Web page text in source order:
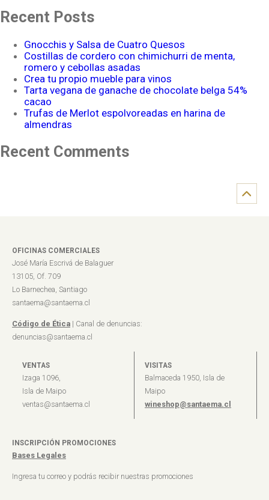
Recent Posts
Gnocchis y Salsa de Cuatro Quesos
Costillas de cordero con chimichurri de menta,
romero y cebollas asadas
Crea tu propio mueble para vinos
Tarta vegana de ganache de chocolate belga 54%
cacao
Trufas de Merlot espolvoreadas en harina de
almendras
Recent Comments
OFICINAS COMERCIALES
José María Escrivá de Balaguer
13105, Of. 709
Lo Barnechea, Santiago
santaema@santaema.cl
Código de Ética | Canal de denuncias:
denuncias@santaema.cl
VENTAS
Izaga 1096,
Isla de Maipo
ventas@santaema.cl
VISITAS
Balmaceda 1950, Isla de
Maipo
wineshop@santaema.cl
INSCRIPCIÓN PROMOCIONES
Bases Legales
Ingresa tu correo y podrás recibir nuestras promociones